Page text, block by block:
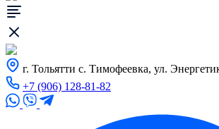
г. Тольятти с. Тимофеевка, ул.
+7 (906) 128-81-82